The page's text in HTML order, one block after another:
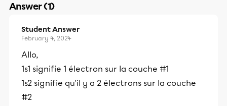
Answer (1)
Student Answer
February 4, 2024
Allo,
1s1 signifie 1 électron sur la couche #1
1s2 signifie qu'il y a 2 électrons sur la couche
#2